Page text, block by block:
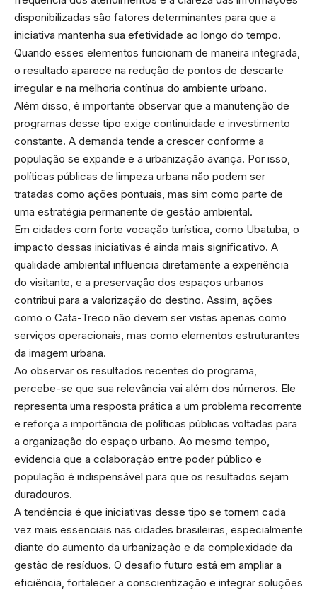
disponibilizadas são fatores determinantes para que a
iniciativa mantenha sua efetividade ao longo do tempo.
Quando esses elementos funcionam de maneira integrada,
o resultado aparece na redução de pontos de descarte
irregular e na melhoria contínua do ambiente urbano.
Além disso, é importante observar que a manutenção de
programas desse tipo exige continuidade e investimento
constante. A demanda tende a crescer conforme a
população se expande e a urbanização avança. Por isso,
políticas públicas de limpeza urbana não podem ser
tratadas como ações pontuais, mas sim como parte de
uma estratégia permanente de gestão ambiental.
Em cidades com forte vocação turística, como Ubatuba, o
impacto dessas iniciativas é ainda mais significativo. A
qualidade ambiental influencia diretamente a experiência
do visitante, e a preservação dos espaços urbanos
contribui para a valorização do destino. Assim, ações
como o Cata-Treco não devem ser vistas apenas como
serviços operacionais, mas como elementos estruturantes
da imagem urbana.
Ao observar os resultados recentes do programa,
percebe-se que sua relevância vai além dos números. Ele
representa uma resposta prática a um problema recorrente
e reforça a importância de políticas públicas voltadas para
a organização do espaço urbano. Ao mesmo tempo,
evidencia que a colaboração entre poder público e
população é indispensável para que os resultados sejam
duradouros.
A tendência é que iniciativas desse tipo se tornem cada
vez mais essenciais nas cidades brasileiras, especialmente
diante do aumento da urbanização e da complexidade da
gestão de resíduos. O desafio futuro está em ampliar a
eficiência, fortalecer a conscientização e integrar soluções